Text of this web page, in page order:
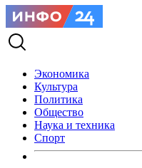
Экономика
Культура
Политика
Общество
Наука и техника
Спорт